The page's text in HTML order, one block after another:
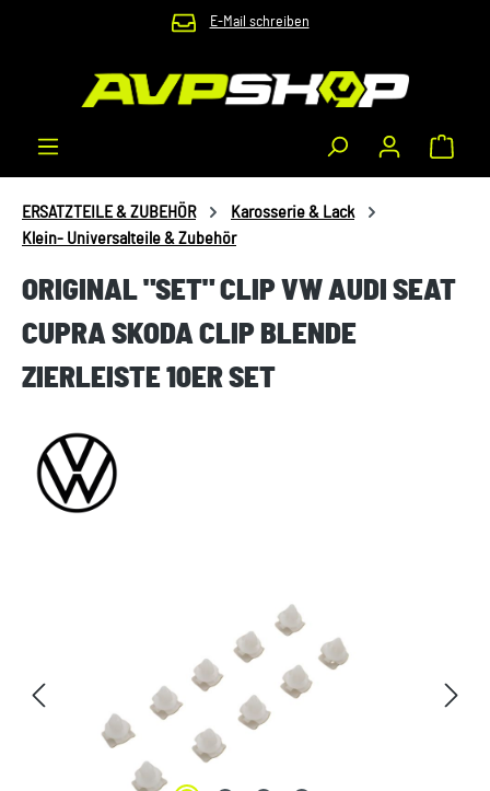
Zum Hauptinhalt springen E-Mail schreiben
ERSATZTEILE & ZUBEHÖR
Karosserie & Lack
Klein- Universalteile & Zubehör
ORIGINAL "SET" CLIP VW AUDI SEAT
CUPRA SKODA CLIP BLENDE
ZIERLEISTE 10ER SET